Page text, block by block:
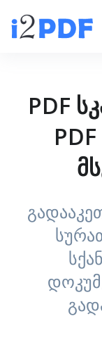
PDF